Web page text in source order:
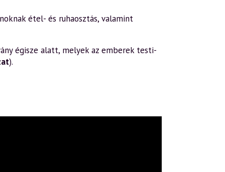
étel- és ruhaosztás, valamint
égisze alatt, melyek az emberek testi-
).